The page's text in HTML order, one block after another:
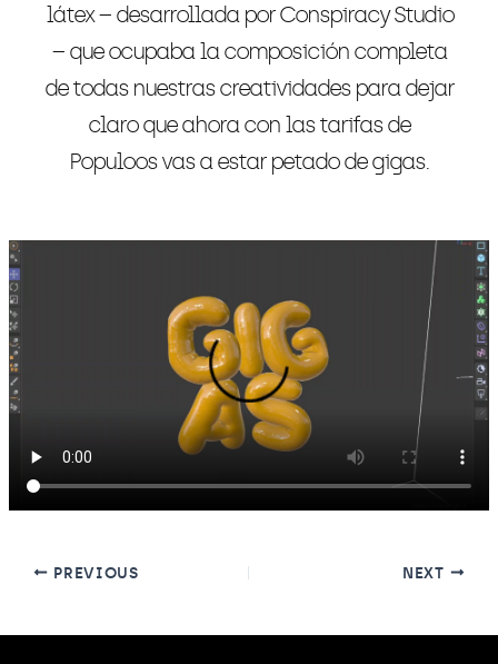
látex – desarrollada por Conspiracy Studio
– que ocupaba la composición completa
de todas nuestras creatividades para dejar
claro que ahora con las tarifas de
Populoos vas a estar petado de gigas.
Post PREVIOUS NEXT